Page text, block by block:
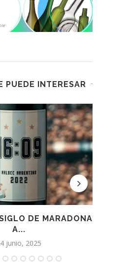
PUEDE INTERESAR
DE MARADONA
A...
junio, 2025